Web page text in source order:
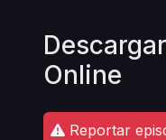
Online
Reportar